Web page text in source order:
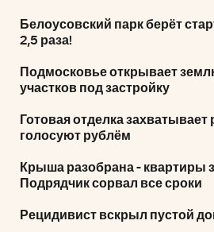
Белоусовский парк берёт
2,5 раза!
Подмосковье открывает
участков под застройку
Готовая отделка
голосуют рублём
Крыша разобрана - квартиры
Подрядчик сорвал все сроки
Рецидивист вскрыл пустой